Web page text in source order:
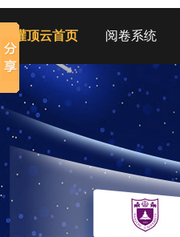
灌顶云首页 阅卷系统